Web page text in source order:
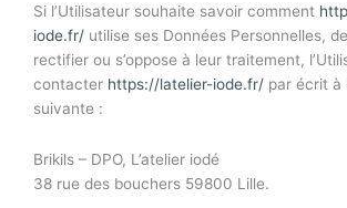
Si l’Utilisateur souhaite savoir comment
iode.fr/ utilise ses Données Personnelles,
rectifier ou s’oppose à leur traitement,
contacter https://latelier-iode.fr/ par écrit à
suivante :
Brikils – DPO, L’atelier iodé
38 rue des bouchers 59800 Lille.